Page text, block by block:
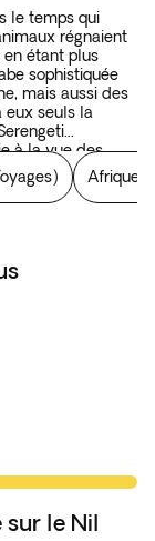
le temps qui
régnaient
en étant plus
sophistiquée
mais aussi des
eux seuls la
à la vue des
buffles et
étangs où ils
dans le delta de
Maurice, des
désertes pour
) Afrique
sur le Nil